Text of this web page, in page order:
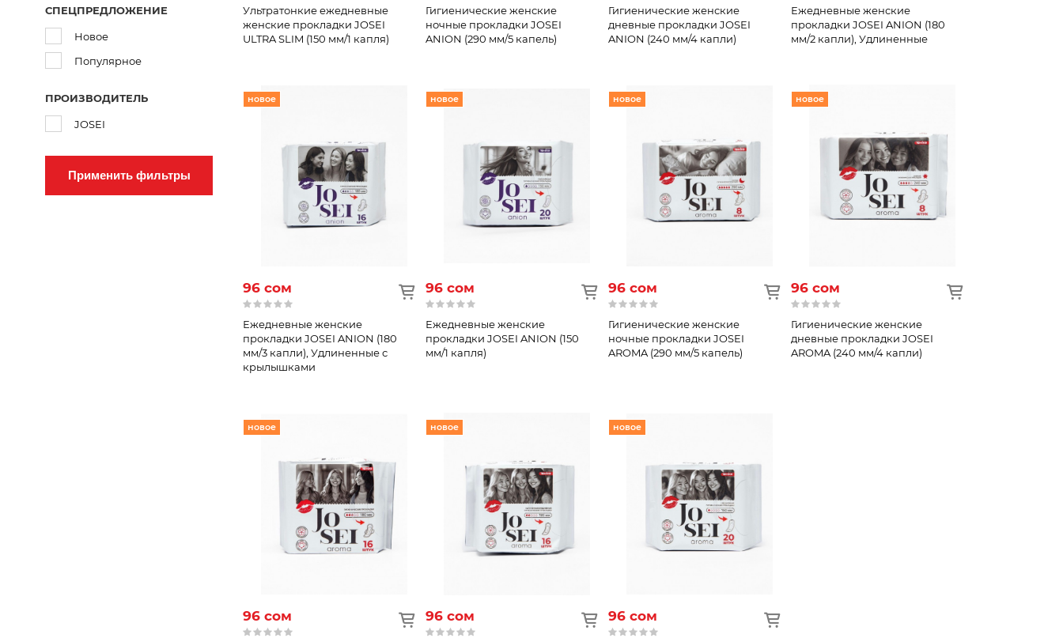
СПЕЦПРЕДЛОЖЕНИЕ
Новое
Популярное
ПРОИЗВОДИТЕЛЬ
JOSEI
Применить фильтры
Ультратонкие ежедневные
женские прокладки JOSEI
ULTRA SLIM (150 мм/1 капля)
Гигиенические женские
ночные прокладки JOSEI
ANION (290 мм/5 капель)
Гигиенические женские
дневные прокладки JOSEI
ANION (240 мм/4 капли)
Ежедневные женские
прокладки JOSEI ANION (180
мм/2 капли), Удлиненные
новое
96 сом
Ежедневные женские
прокладки JOSEI ANION (180
мм/3 капли), Удлиненные с
крылышками
новое
96 сом
Ежедневные женские
прокладки JOSEI ANION (150
мм/1 капля)
новое
96 сом
Гигиенические женские
ночные прокладки JOSEI
AROMA (290 мм/5 капель)
новое
96 сом
Гигиенические женские
дневные прокладки JOSEI
AROMA (240 мм/4 капли)
новое
96 сом
новое
96 сом
новое
96 сом